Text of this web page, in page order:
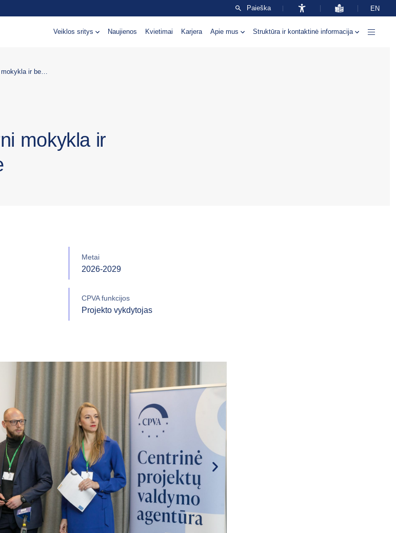
Paieška EN
Veiklos sritys Naujienos Kvietimai Karjera Apie mus Struktūra ir kontaktinė informacija
mokykla ir
Metai
2026-2029
CPVA funkcijos
Projekto vykdytojas